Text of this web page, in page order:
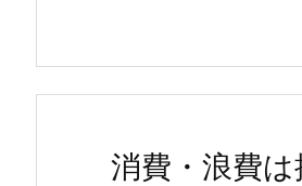
消費・浪費